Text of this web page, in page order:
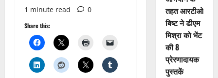
1 minute read
0
Share this:
तहत आरटीओ
बिष्ट ने डीएम
मिश्रा को भेंट
की 8
प्रेरणादायक
पुस्तकें